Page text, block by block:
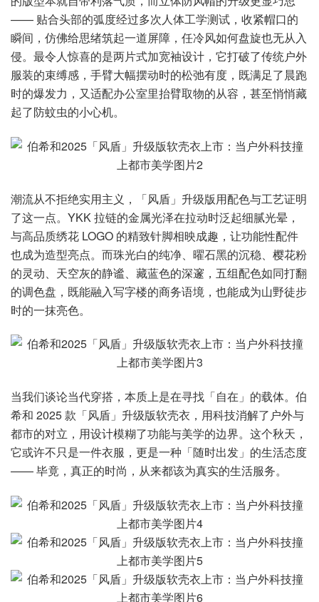
—— 贴合头部的弧度经过多次人体工学测试，收紧帽口的
瞬间，仿佛给思绪筑起一道屏障，任冷风如何盘旋也无从入
侵。最令人惊喜的是两片式加宽袖设计，它打破了传统户外
服装的束缚感，手臂大幅摆动时的松弛有度，既满足了晨跑
时的爆发力，又适配办公室里抬臂取物的从容，甚至悄悄藏
起了防蚊虫的小心机。
潮流从不拒绝实用主义，「风盾」升级版用配色与工艺证明
了这一点。YKK 拉链的金属光泽在拉动时泛起细腻光晕，
与高品质绣花 LOGO 的精致针脚相映成趣，让功能性配件
也成为造型亮点。而珠光白的纯净、曜石黑的沉稳、樱花粉
的灵动、天空灰的静谧、藏蓝色的深邃，五组配色如同打翻
的调色盘，既能融入写字楼的商务语境，也能成为山野徒步
时的一抹亮色。
当我们谈论当代穿搭，本质上是在寻找「自在」的载体。伯
希和 2025 款「风盾」升级版软壳衣，用科技消解了户外与
都市的对立，用设计模糊了功能与美学的边界。这个秋天，
它或许不只是一件衣服，更是一种「随时出发」的生活态度
—— 毕竟，真正的时尚，从来都该为真实的生活服务。